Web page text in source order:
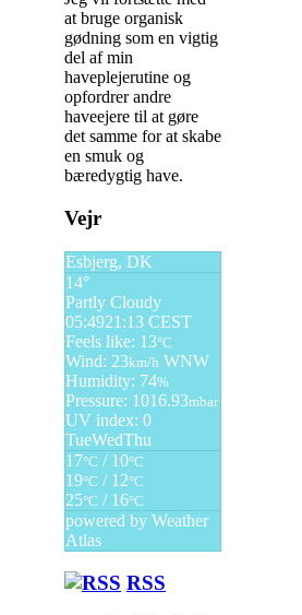
at bruge organisk
gødning som en vigtig
del af min
haveplejerutine og
opfordrer andre
haveejere til at gøre
det samme for at skabe
en smuk og
bæredygtig have.
Indlægsnavigation
Vejr
Esbjerg, DK
14°
Partly Cloudy
05:4921:13 CEST
Feels like: 13°C
Wind: 23km/h WNW
Humidity: 74%
Pressure: 1016.93mbar
UV index: 0
TueWedThu
17°C / 10°C
19°C / 12°C
25°C / 16°C
powered by Weather
Atlas
RSS